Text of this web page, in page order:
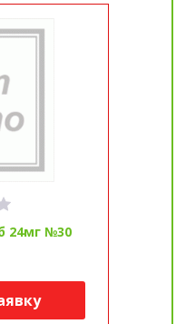
24мг №30